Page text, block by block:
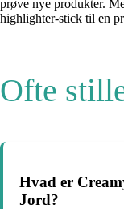
prøve nye produkter.
highlighter-stick til en
Ofte
Hvad er
Jord?